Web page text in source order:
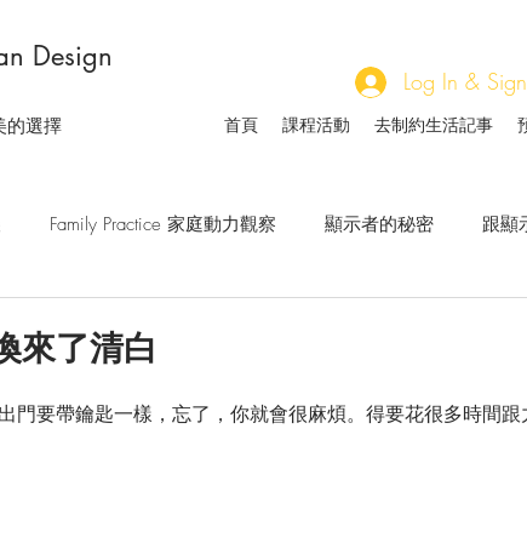
Design
的選擇
Log In &
首頁 課程活動 去制約生活記事
Family Practice 家庭動力觀察 顯示者的秘密 跟顯
自己說的話 家族人與社會人的溝通藝術 流日觀察手
來了清白
門要帶鑰匙一樣，忘了，你就會很麻煩。得要花很多時間